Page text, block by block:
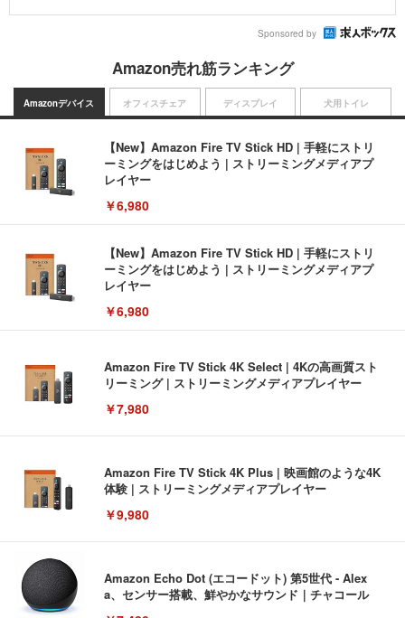
Sponsored by
Amazon売れ筋ランキング
Amazonデバイス
【New】Amazon Fire TV Stick HD | 手軽にストリ
ーミングをはじめよう | ストリーミングメディアプ
レイヤー
￥6,980
【New】Amazon Fire TV Stick HD | 手軽にストリ
ーミングをはじめよう | ストリーミングメディアプ
レイヤー
￥6,980
Amazon Fire TV Stick 4K Select | 4Kの高画質スト
リーミング | ストリーミングメディアプレイヤー
￥7,980
Amazon Fire TV Stick 4K Plus | 映画館のような4K
体験 | ストリーミングメディアプレイヤー
￥9,980
Amazon Echo Dot (エコードット) 第5世代 - Alex
a、センサー搭載、鮮やかなサウンド｜チャコール
オフィスチェア ディスプレイ 犬用トイレ